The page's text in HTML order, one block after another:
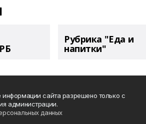
Рубрика "Еда и
напитки"
сайта разрешено только с
администрации.
данных